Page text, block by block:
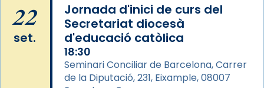
Arquebisbat de Barcelona
2 weeks ago
Memòria de les santes Juliana i
Semproniana, verges i màrtirs.
22
set.
Jornada d'inici de curs del
Secretariat diocesà
d'educació catòlica
18:30
Seminari Conciliar de Barcelona, Carrer
de la Diputació, 231, Eixample, 08007